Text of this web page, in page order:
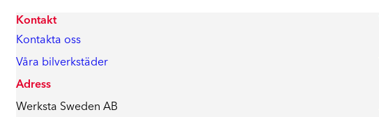
Kontakt
Kontakta oss
Våra bilverkstäder
Adress
Werksta Sweden AB